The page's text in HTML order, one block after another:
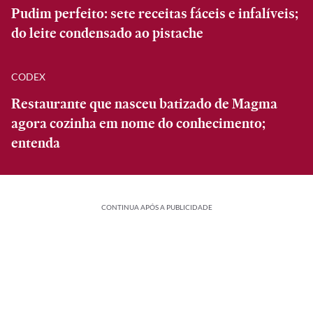
Pudim perfeito: sete receitas fáceis e infalíveis;
do leite condensado ao pistache
CODEX
Restaurante que nasceu batizado de Magma
agora cozinha em nome do conhecimento;
entenda
CONTINUA APÓS A PUBLICIDADE